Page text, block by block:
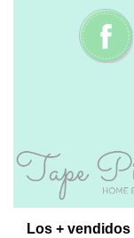
Los + vendidos